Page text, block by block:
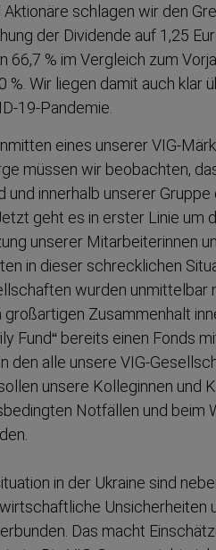
Aktionäre schlagen wir den
der Dividende auf 1,25
66,7 % im Vergleich zum
%. Wir liegen damit auch klar
19-Pandemie.
eines unserer VIG-
müssen wir beobachten,
und innerhalb unserer
geht es in erster Linie um
unserer Mitarbei­te­rinnen
in dieser schreck­lichen
wurden unmittelbar
Zusammenhalt
Fund“ bereits einen Fonds
den alle unsere VIG-​
unsere Kolleginnen und
Notfällen und beim
in der Ukraine sind
Unsicher­heiten
Das macht